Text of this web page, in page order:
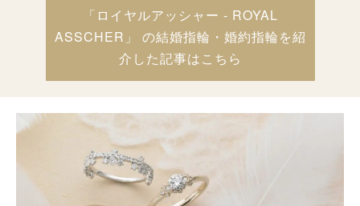
「ロイヤルアッシャー - ROYAL
ASSCHER」 の結婚指輪・婚約指輪を紹
介した記事はこちら